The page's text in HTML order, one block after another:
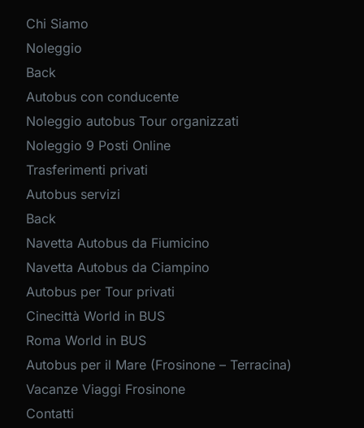
Chi Siamo
Noleggio
Back
Autobus con conducente
Noleggio autobus Tour organizzati
Noleggio 9 Posti Online
Trasferimenti privati
Autobus servizi
Back
Navetta Autobus da Fiumicino
Navetta Autobus da Ciampino
Autobus per Tour privati
Cinecittà World in BUS
Roma World in BUS
Autobus per il Mare (Frosinone – Terracina)
Vacanze Viaggi Frosinone
Contatti